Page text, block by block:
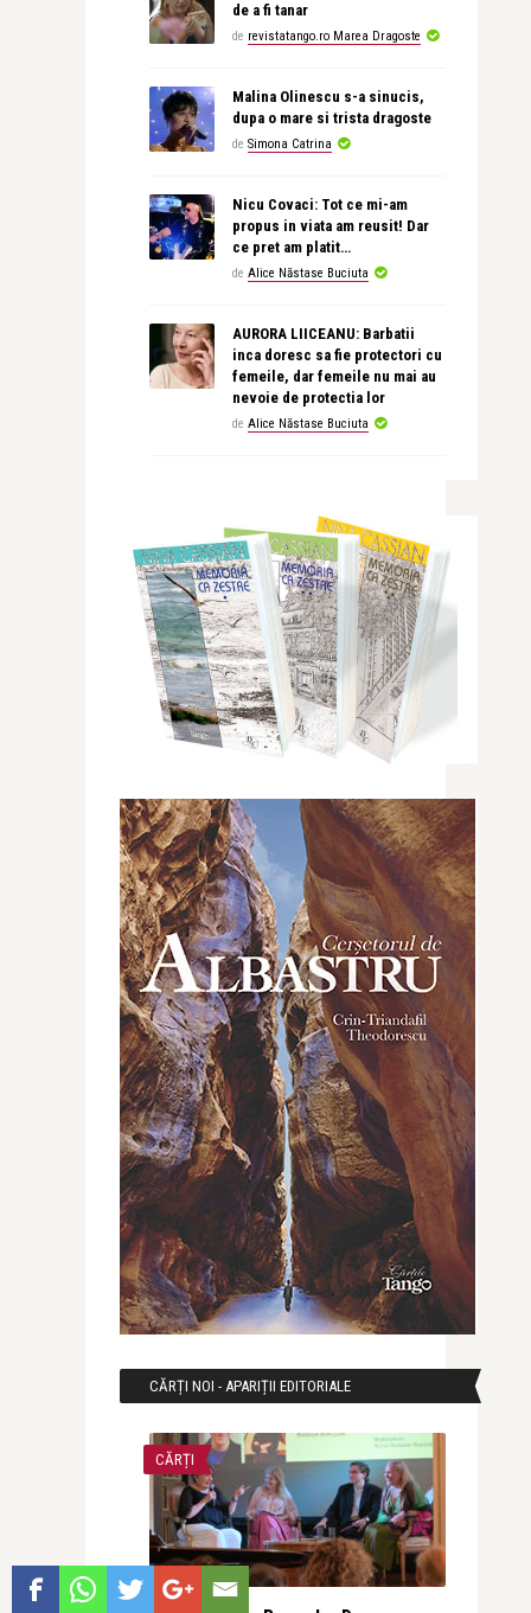
de a fi tanar
de revistatango.ro Marea Dragoste
Malina Olinescu s-a sinucis,
dupa o mare si trista dragoste
de Simona Catrina
Nicu Covaci: Tot ce mi-am
propus in viata am reusit! Dar
ce pret am platit…
de Alice Năstase Buciuta
AURORA LIICEANU: Barbatii
inca doresc sa fie protectori cu
femeile, dar femeile nu mai au
nevoie de protectia lor
de Alice Năstase Buciuta
CĂRȚI NOI - APARIȚII EDITORIALE
CĂRȚI